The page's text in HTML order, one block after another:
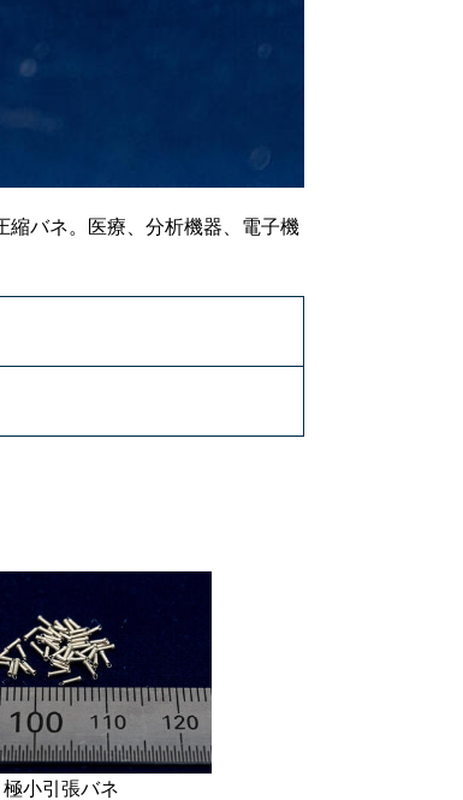
縮バネ。医療、分析機器、電子機
極小引張バネ